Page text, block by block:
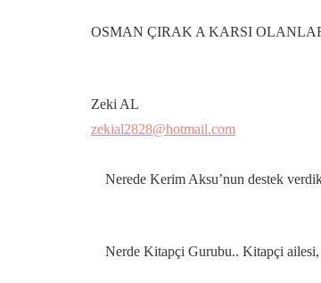
OSMAN ÇIRAK A KARSI
Zeki AL
zekial2828@hotmail.com
Nerede Kerim Aksu’nun destek
Nerde Kitapçi Gurubu.. Kitapçi ailesi,